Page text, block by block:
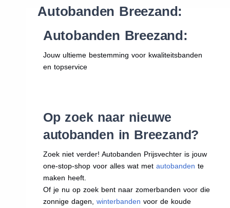
Autobanden Breezand:
Autobanden Breezand:
Jouw ultieme bestemming voor kwaliteitsbanden
en topservice
Op zoek naar nieuwe
autobanden in Breezand?
Zoek niet verder! Autobanden Prijsvechter is jouw
one-stop-shop voor alles wat met autobanden te
maken heeft.
Of je nu op zoek bent naar zomerbanden voor die
zonnige dagen, winterbanden voor de koude